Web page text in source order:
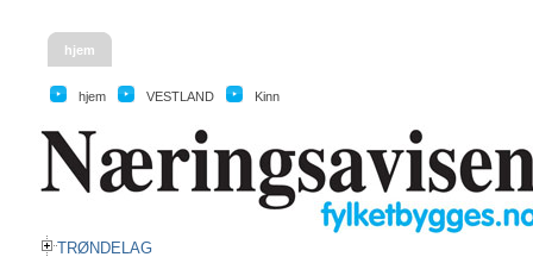
hjem
hjem VESTLAND Kinn
TRØNDELAG